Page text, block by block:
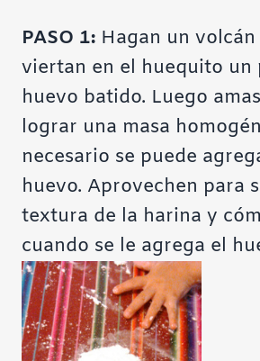
PASO 1: Hagan un
viertan en el huequito un
huevo batido. Luego
lograr una masa
necesario se puede
huevo. Aprovechen para
textura de la harina y
cuando se le agrega el